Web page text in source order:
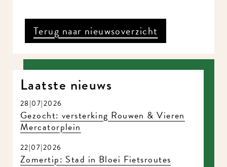
Terug naar nieuwsoverzicht
Laatste nieuws
28|07|2026
Gezocht: versterking Rouwen & Vieren
Mercatorplein
22|07|2026
Zomertip: Stad in Bloei Fietsroutes